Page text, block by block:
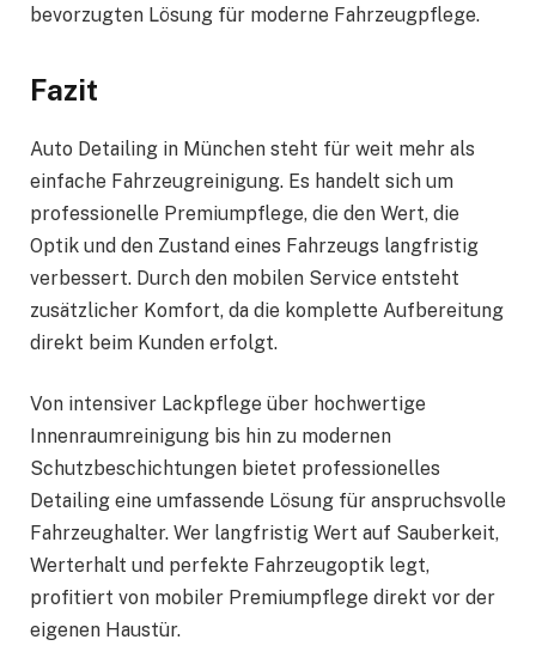
bevorzugten Lösung für moderne Fahrzeugpflege.
Fazit
Auto Detailing in München steht für weit mehr als
einfache Fahrzeugreinigung. Es handelt sich um
professionelle Premiumpflege, die den Wert, die
Optik und den Zustand eines Fahrzeugs langfristig
verbessert. Durch den mobilen Service entsteht
zusätzlicher Komfort, da die komplette Aufbereitung
direkt beim Kunden erfolgt.
Von intensiver Lackpflege über hochwertige
Innenraumreinigung bis hin zu modernen
Schutzbeschichtungen bietet professionelles
Detailing eine umfassende Lösung für anspruchsvolle
Fahrzeughalter. Wer langfristig Wert auf Sauberkeit,
Werterhalt und perfekte Fahrzeugoptik legt,
profitiert von mobiler Premiumpflege direkt vor der
eigenen Haustür.